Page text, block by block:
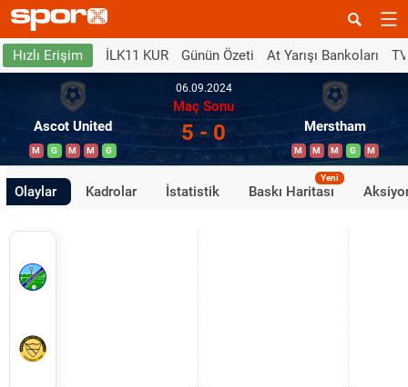
Hızlı Erişim İLK11 KUR Günün Özeti At Yarışı Bankoları
Ascot United
M G M M G
06.09.2024
Maç Sonu
5 - 0 Merstham
M M M G M
Olaylar Kadrolar İstatistik Baskı Haritası
Yeni